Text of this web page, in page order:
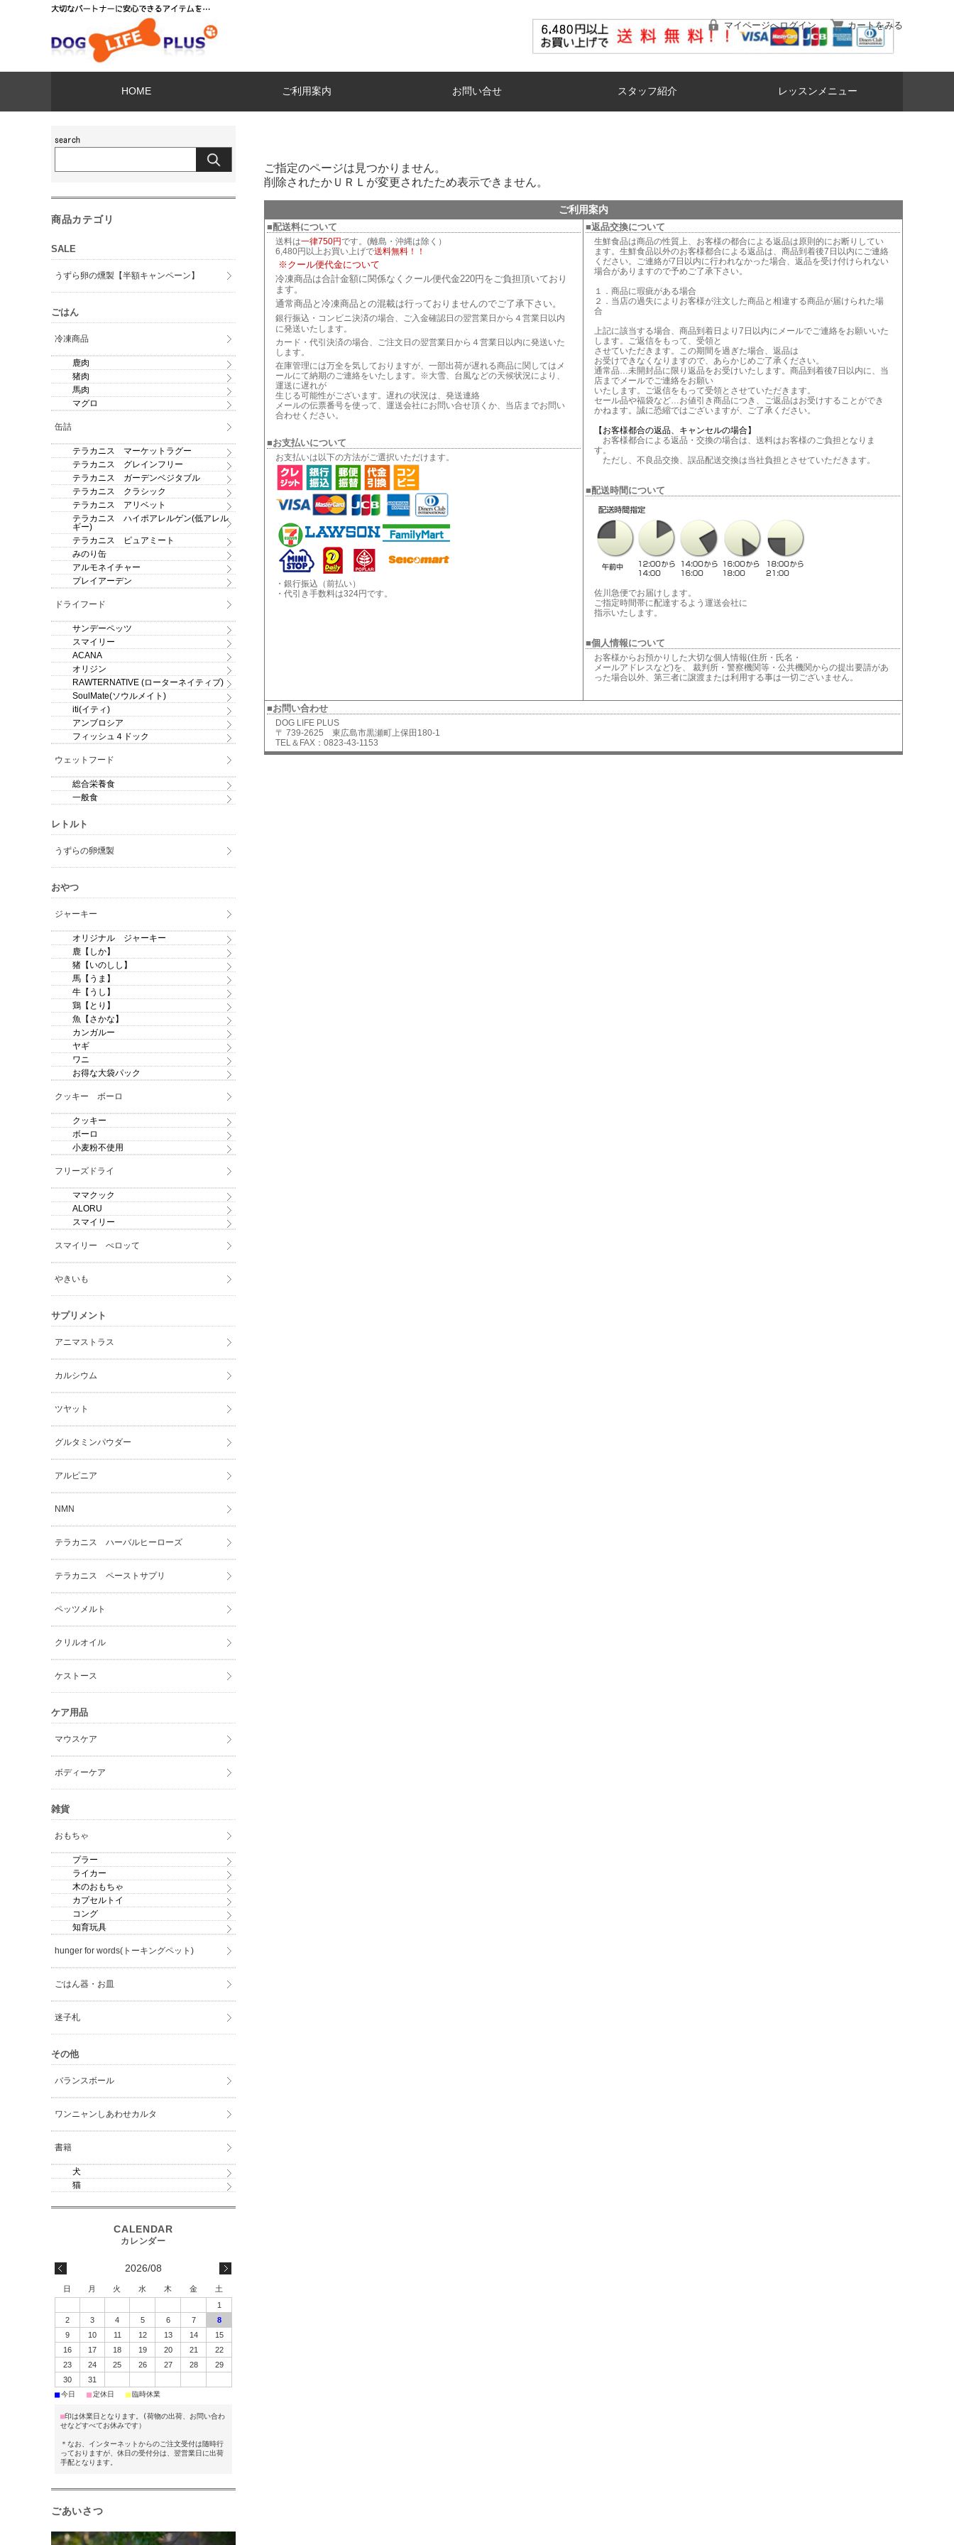
マイページへログイン カートをみる
HOME ご利用案内 お問い合せ スタッフ紹介 レッスンメニュー
ご指定のページは見つかりません。
削除されたかＵＲＬが変更されたため表示できません。
ご利用案内
■配送料について
送料は一律750円です。(離島・沖縄は除く）
6,480円以上お買い上げで送料無料！！
※クール便代金について
冷凍商品は合計金額に関係なくクール便代金220円をご負担頂いており
ます。
通常商品と冷凍商品との混載は行っておりませんのでご了承下さい。
銀行振込・コンビニ決済の場合、ご入金確認日の翌営業日から４営業日以内
に発送いたします。
カード・代引決済の場合、ご注文日の翌営業日から４営業日以内に発送いた
します。
在庫管理には万全を気しておりますが、一部出荷が遅れる商品に関してはメ
ールにて納期のご連絡をいたします。※大雪、台風などの天候状況により、
運送に遅れが
生じる可能性がございます。遅れの状況は、発送連絡
メールの伝票番号を使って、運送会社にお問い合せ頂くか、当店までお問い
合わせください。
■お支払いについて
お支払いは以下の方法がご選択いただけます。
・銀行振込（前払い）
・代引き手数料は324円です。
■返品交換について
生鮮食品は商品の性質上、お客様の都合による返品は原則的にお断りしてい
ます。生鮮食品以外のお客様都合による返品は、商品到着後7日以内にご連絡
ください。ご連絡が7日以内に行われなかった場合、返品を受け付けられない
場合がありますので予めご了承下さい。
１．商品に瑕疵がある場合
２．当店の過失によりお客様が注文した商品と相違する商品が届けられた場
合
上記に該当する場合、商品到着日より7日以内にメールでご連絡をお願いいた
します。ご返信をもって、受領と
させていただきます。この期間を過ぎた場合、返品は
お受けできなくなりますので、あらかじめご了承ください。
通常品…未開封品に限り返品をお受けいたします。商品到着後7日以内に、当
店までメールでご連絡をお願い
いたします。ご返信をもって受領とさせていただきます。
セール品や福袋など…お値引き商品につき、ご返品はお受けすることができ
かねます。誠に恐縮ではございますが、ご了承ください。
【お客様都合の返品、キャンセルの場合】
お客様都合による返品・交換の場合は、送料はお客様のご負担となりま
す。
ただし、不良品交換、誤品配送交換は当社負担とさせていただきます。
■配送時間について
佐川急便でお届けします。
ご指定時間帯に配達するよう運送会社に
指示いたします。
■個人情報について
お客様からお預かりした大切な個人情報(住所・氏名・
メールアドレスなど)を、 裁判所・警察機関等・公共機関からの提出要請があ
った場合以外、第三者に譲渡または利用する事は一切ございません。
■お問い合わせ
DOG LIFE PLUS
〒 739-2625 東広島市黒瀬町上保田180-1
TEL＆FAX：0823-43-1153
商品カテゴリ
SALE
うずら卵の燻製【半額キャンペーン】
ごはん
冷凍商品
鹿肉
猪肉
馬肉
マグロ
缶詰
テラカニス マーケットラグー
テラカニス グレインフリー
テラカニス ガーデンベジタブル
テラカニス クラシック
テラカニス アリベット
テラカニス ハイポアレルゲン(低アレル
ギー)
テラカニス ピュアミート
みのり缶
アルモネイチャー
プレイアーデン
ドライフード
サンデーペッツ
スマイリー
ACANA
オリジン
RAWTERNATIVE (ローターネイティブ)
SoulMate(ソウルメイト)
iti(イティ)
アンブロシア
フィッシュ４ドック
ウェットフード
総合栄養食
一般食
レトルト
うずらの卵燻製
おやつ
ジャーキー
オリジナル ジャーキー
鹿【しか】
猪【いのしし】
馬【うま】
牛【うし】
鶏【とり】
魚【さかな】
カンガルー
ヤギ
ワニ
お得な大袋パック
クッキー ボーロ
クッキー
ボーロ
小麦粉不使用
フリーズドライ
ママクック
ALORU
スマイリー
スマイリー ぺロッて
やきいも
サプリメント
アニマストラス
カルシウム
ツヤット
グルタミンパウダー
アルピニア
NMN
テラカニス ハーバルヒーローズ
テラカニス ペーストサプリ
ペッツメルト
クリルオイル
ケストース
ケア用品
マウスケア
ボディーケア
雑貨
おもちゃ
プラー
ライカー
木のおもちゃ
カプセルトイ
コング
知育玩具
hunger for words(トーキングペット)
ごはん器・お皿
迷子札
その他
バランスボール
ワンニャンしあわせカルタ
書籍
犬
猫
2026/08
日 月 火 水 木 金
土
1
2
3 4 5 6 7
8
9
10 11 12 13 14
15
16
17 18 19 20 21
22
23
24 25 26 27 28
29
30
31
■今日 ■定休日 ■臨時休業
■印は休業日となります。(荷物の出荷、お問い合わ
せなどすべてお休みです）
＊なお、インターネットからのご注文受付は随時行
っておりますが、休日の受付分は、翌営業日に出荷
手配となります。
ごあいさつ